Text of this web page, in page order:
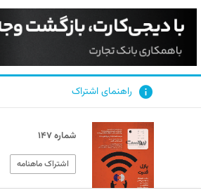
راهنمای اشتراک
شماره ۱۴۷
اشتراک ماهنامه